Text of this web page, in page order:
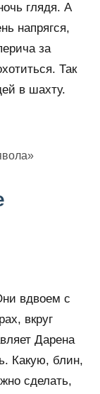
глядя. А
напрягся,
за
Так
в шахту.
вдвоем с
вкруг
Дарена
Какую, блин,
сделать,